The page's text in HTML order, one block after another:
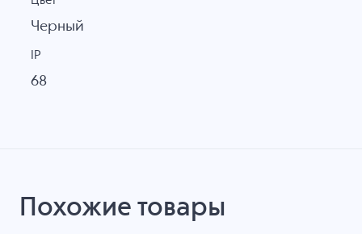
Черный
IP
68
Похожие товары